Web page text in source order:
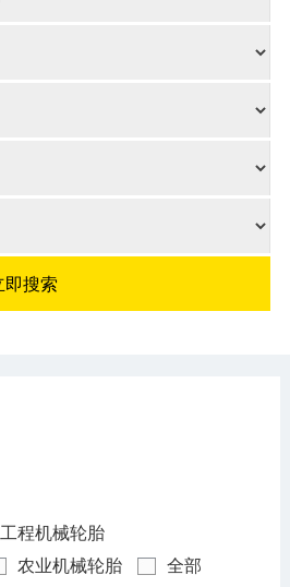
工程机械轮胎
农业机械轮胎 全部